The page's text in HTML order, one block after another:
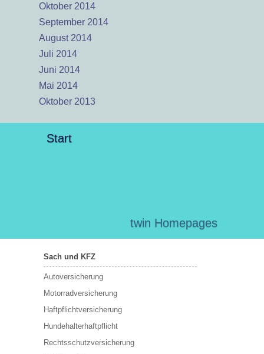
Oktober 2014
September 2014
August 2014
Juli 2014
Juni 2014
Mai 2014
Oktober 2013
Start
twin Homepages
Sach und KFZ
Autoversicherung
Motorradversicherung
Haftpflichtversicherung
Hundehalterhaftpflicht
Rechtsschutzversicherung